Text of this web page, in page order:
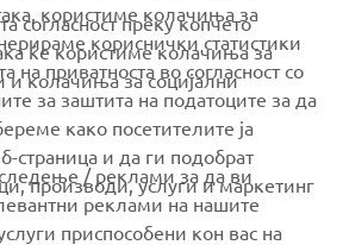
користиме колачиња за
кориснички статистики
на приватноста во согласност со
за заштита на податоците за да
како посетителите ја
страница и да ги подобрат
производи, услуги и маркетинг
согласност преку копчето
ќе користиме колачиња за
колачиња за социјални
/ реклами за да ви
реклами на нашите
приспособени кон вас на